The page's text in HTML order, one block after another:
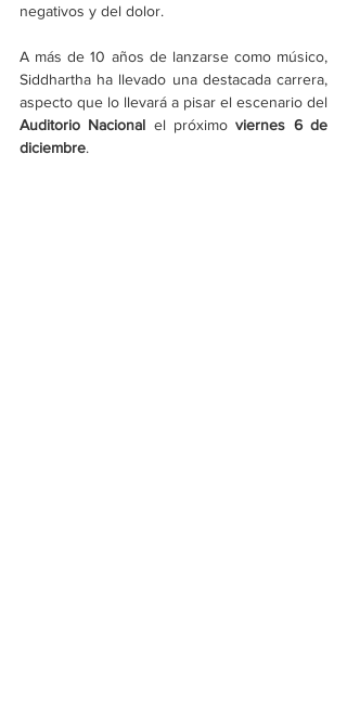
negativos y del dolor.
A más de 10 años de lanzarse como músico,
Siddhartha ha llevado una destacada carrera,
Auditorio Nacional el próximo viernes 6 de
diciembre.